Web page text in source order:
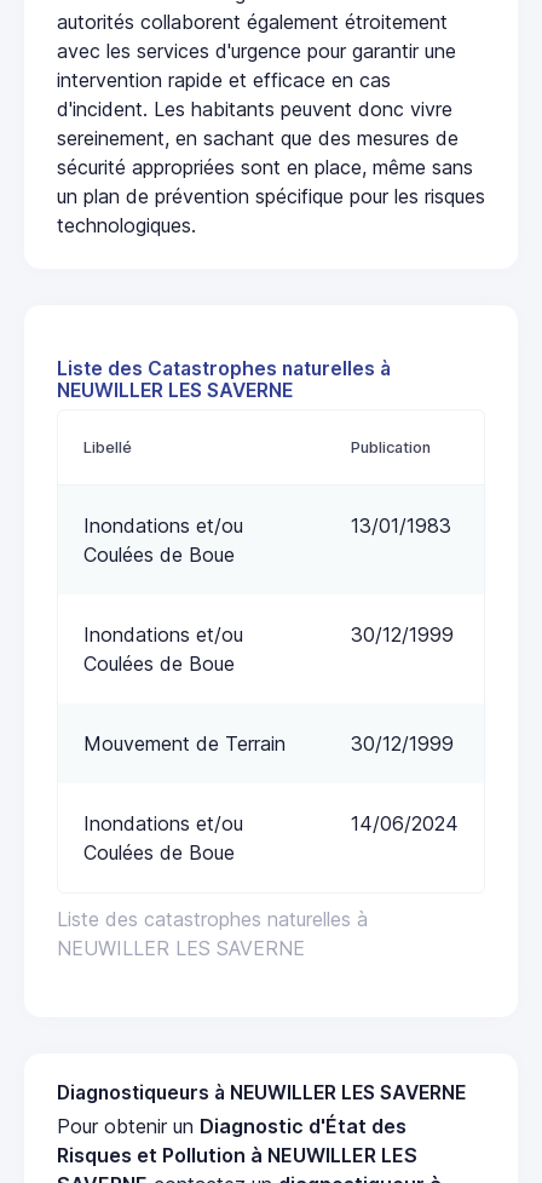
autorités collaborent également étroitement
avec les services d'urgence pour garantir une
intervention rapide et efficace en cas
d'incident. Les habitants peuvent donc vivre
sereinement, en sachant que des mesures de
sécurité appropriées sont en place, même sans
un plan de prévention spécifique pour les risques
technologiques.
Liste des Catastrophes naturelles à
NEUWILLER LES SAVERNE
Liste des catastrophes naturelles à
NEUWILLER LES SAVERNE
Libellé Publication
Inondations et/ou
Coulées de Boue
13/01/1983
Inondations et/ou
Coulées de Boue
30/12/1999
Mouvement de Terrain 30/12/1999
Inondations et/ou
Coulées de Boue
14/06/2024
Diagnostiqueurs à NEUWILLER LES SAVERNE
Pour obtenir un Diagnostic d'État des
Risques et Pollution à NEUWILLER LES